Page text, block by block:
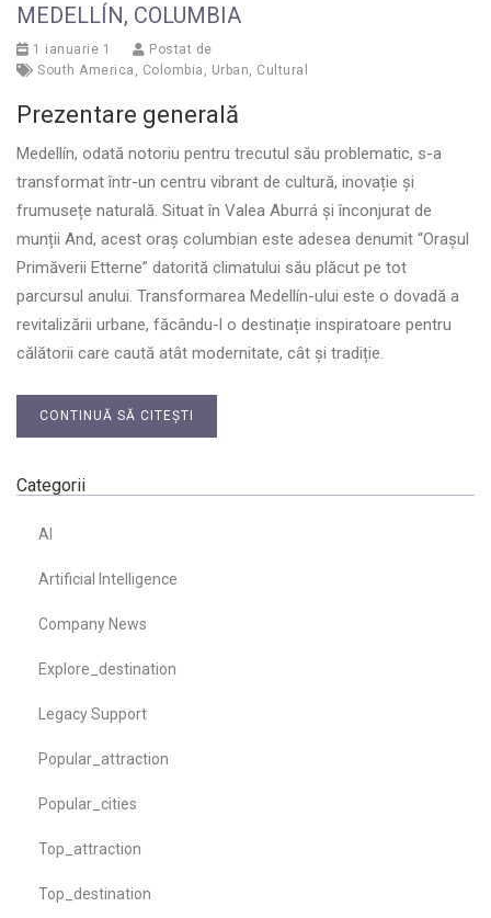
MEDELLÍN, COLUMBIA
1 ianuarie 1
Postat de
South America
Colombia Urban Cultural
Prezentare generală
Medellín, odată notoriu pentru trecutul său problematic, s-a
transformat într-un centru vibrant de cultură, inovație și
frumusețe naturală. Situat în Valea Aburrá și înconjurat de
munții And, acest oraș columbian este adesea denumit “Orașul
Primăverii Etterne” datorită climatului său plăcut pe tot
parcursul anului. Transformarea Medellín-ului este o dovadă a
revitalizării urbane, făcându-l o destinație inspiratoare pentru
călătorii care caută atât modernitate, cât și tradiție.
CONTINUĂ SĂ CITEȘTI
Categorii
AI
Artificial Intelligence
Company News
Explore_destination
Legacy Support
Popular_attraction
Popular_cities
Top_attraction
Top_destination